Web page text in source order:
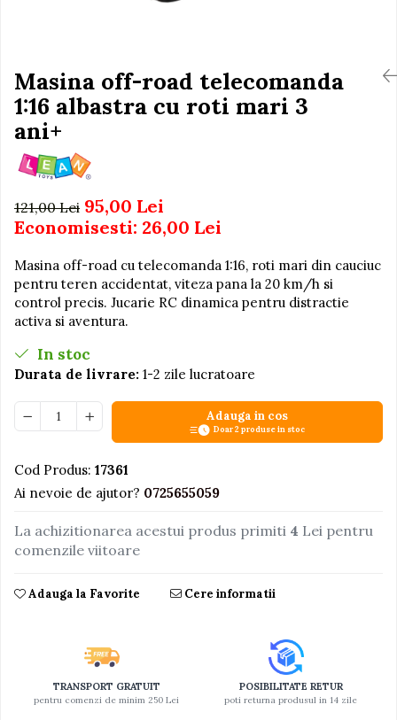
Caluti balansoar
Interactive, educative si
muzicale
Ateliere si unelte
Blocuri de constructie
Covorase de dans
Creative
De plus
Electrocasnice si bucatarii
Jocuri de indemanare
Jucarii educative din lemn
Muzica si instrumente
Plastilina
Proiectoare
Saltelute si centre de activitati
Seturi de rufe
Trenulete
Perioada Sarcinii
Pompe de san
Sisteme De Purtare
Masina off-road telecomanda
1:16 albastra cu roti mari 3
ani+
121,00 Lei 95,00 Lei
Economisesti: 26,00 Lei
Masina off-road cu telecomanda 1:16, roti mari din cauciuc
pentru teren accidentat, viteza pana la 20 km/h si
control precis. Jucarie RC dinamica pentru distractie
activa si aventura.
In stoc
Durata de livrare: 1-2 zile lucratoare
Adauga in cos
Doar 2 produse in stoc
Cod Produs: 17361
Ai nevoie de ajutor? 0725655059
La achizitionarea acestui produs primiti 4 Lei pentru
comenzile viitoare
Adauga la Favorite Cere informatii
TRANSPORT GRATUIT
pentru comenzi de minim 250 Lei
POSIBILITATE RETUR
poti returna produsul in 14 zile